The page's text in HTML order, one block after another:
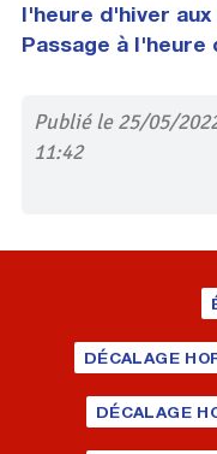
l'heure d'hiver
Passage à
Publié le 25/05/
11:42
DÉCALAGE
DÉCALAGE